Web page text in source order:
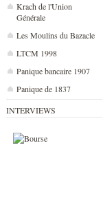
Krach de l'Union
Générale
Les Moulins du Bazacle
LTCM 1998
Panique bancaire 1907
Panique de 1837
INTERVIEWS